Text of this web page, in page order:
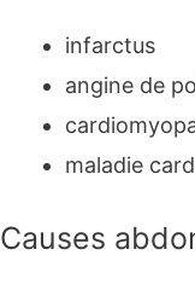
infarctus
angine de
maladie
Causes